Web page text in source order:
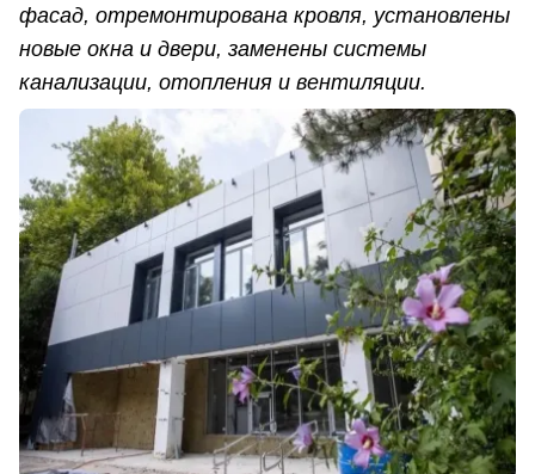
фасад, отремонтирована кровля, установлены
новые окна и двери, заменены системы
канализации, отопления и вентиляции.